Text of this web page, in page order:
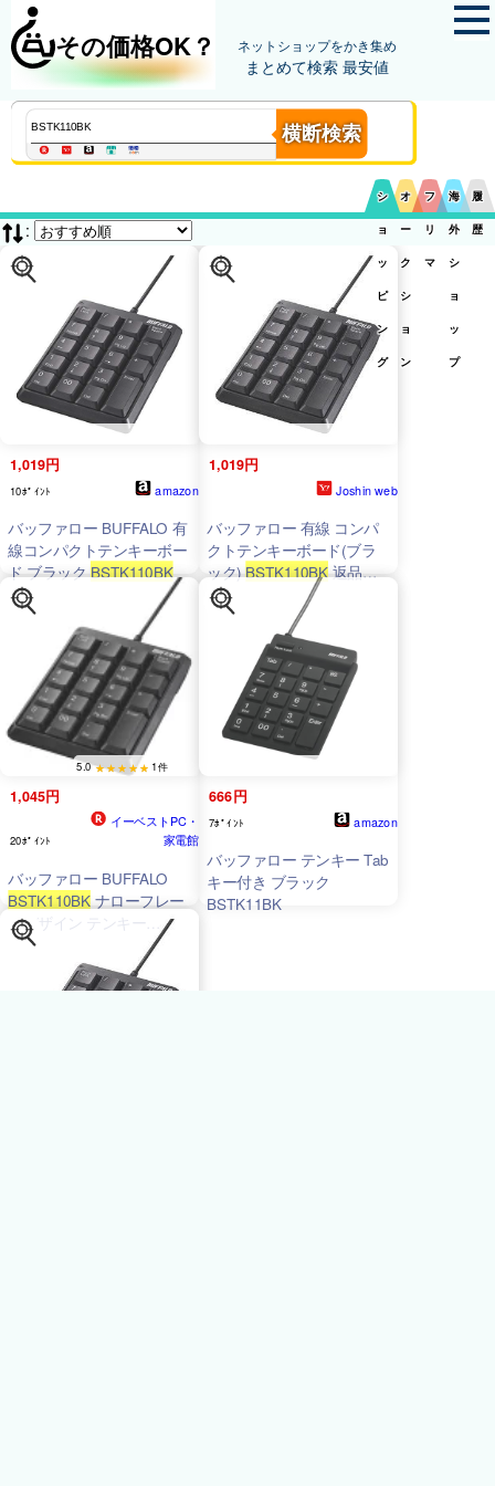
その価格OK？ ネットショップをかき集め
まとめて検索 最安値
横断検索
シ
ョ
ッ
ピ
ン
グ
オ
ー
ク
シ
ョ
ン
フ
リ
マ
海
外
シ
ョ
ッ
プ
履
歴
:
1,019円
10ﾎﾟｲﾝﾄ amazon
バッファロー BUFFALO 有
線コンパクトテンキーボー
ド ブラックBSTK110BK
1,019円
Joshin web
バッファロー 有線 コンパ
クトテンキーボード(ブラ
ック)BSTK110BK返品種
別A
1,045円
20ﾎﾟｲﾝﾄ
イーベストPC・
家電館
5.0 1件
バッファロー BUFFALO
BSTK110BKナローフレー
ムデザイン テンキー
BSTK110BK
666円
7ﾎﾟｲﾝﾄ amazon
バッファロー テンキー Tab
キー付き ブラック
BSTK11BK